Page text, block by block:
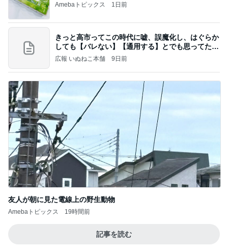
Amebaトピックス 1日前
きっと高市ってこの時代に嘘、誤魔化し、はぐらか
しても【バレない】【通用する】とでも思ってたん
だろ
広報 いぬねこ本舗 9日前
友人が朝に見た電線上の野生動物
Amebaトピックス 19時間前
記事を読む